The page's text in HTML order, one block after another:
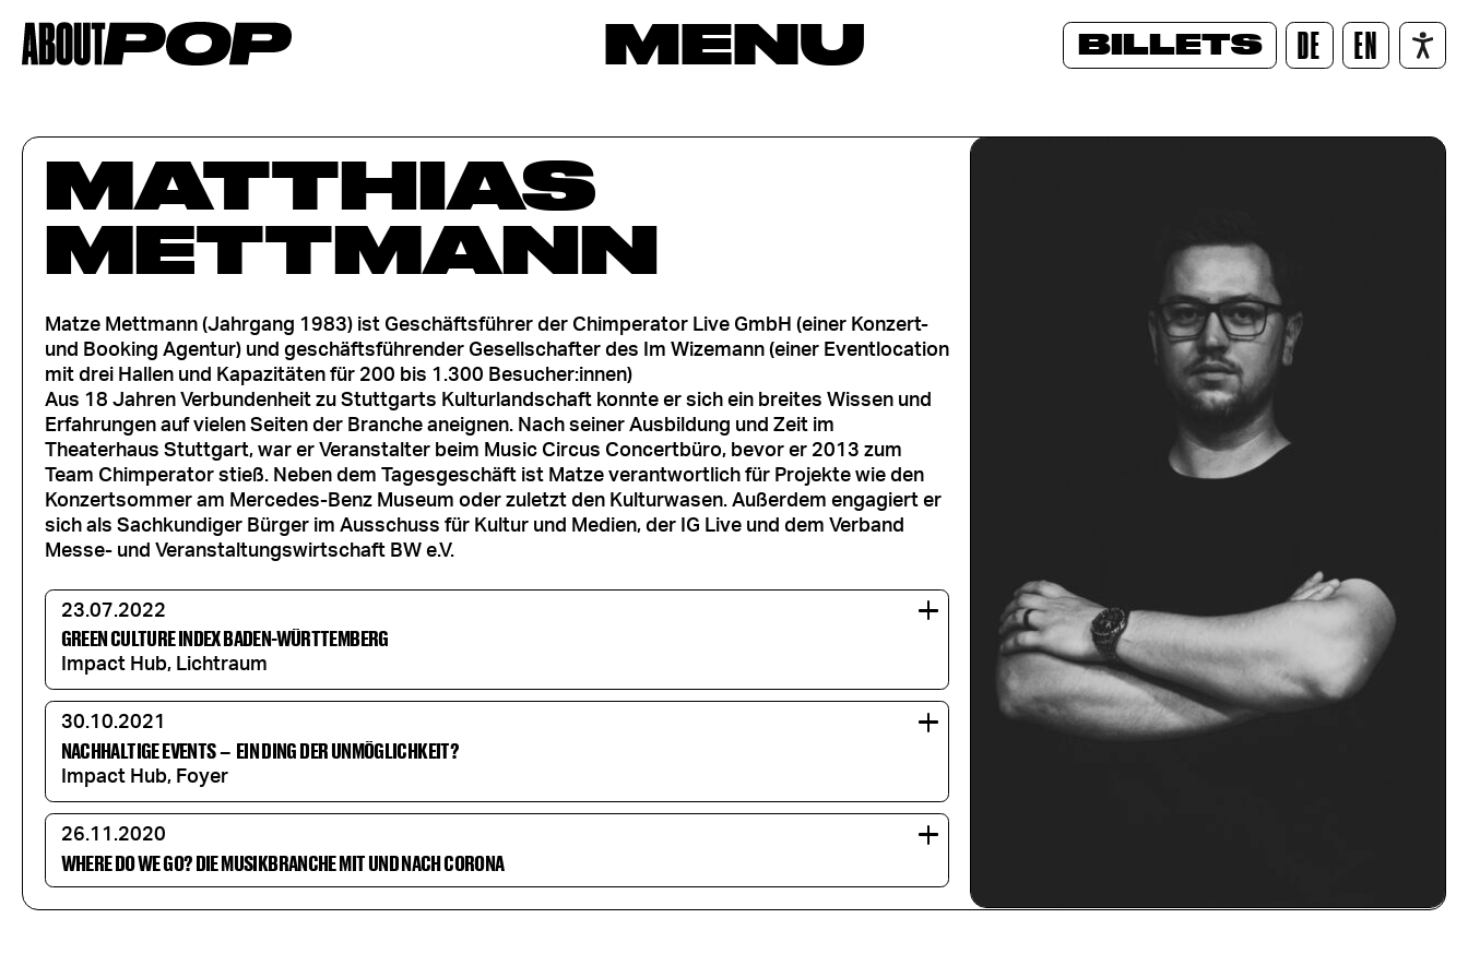
MENU BILLETS DE EN
MATTHIAS
METTMANN
Matze Mettmann (Jahrgang 1983) ist Geschäftsführer der Chimperator Live GmbH (einer Konzert-
und Booking Agentur) und geschäftsführender Gesellschafter des Im Wizemann (einer Eventlocation
mit drei Hallen und Kapazitäten für 200 bis 1.300 Besucher:innen)
Aus 18 Jahren Verbundenheit zu Stuttgarts Kulturlandschaft konnte er sich ein breites Wissen und
Erfahrungen auf vielen Seiten der Branche aneignen. Nach seiner Ausbildung und Zeit im
Theaterhaus Stuttgart, war er Veranstalter beim Music Circus Concertbüro, bevor er 2013 zum
Team Chimperator stieß. Neben dem Tagesgeschäft ist Matze verantwortlich für Projekte wie den
Konzertsommer am Mercedes-Benz Museum oder zuletzt den Kulturwasen. Außerdem engagiert er
sich als Sachkundiger Bürger im Ausschuss für Kultur und Medien, der IG Live und dem Verband
Messe- und Veranstaltungswirtschaft BW e.V.
23.07.2022
GREEN CULTURE INDEX BADEN-WÜRTTEMBERG
Impact Hub, Lichtraum
30.10.2021
NACHHALTIGE EVENTS– EIN DING DER UNMÖGLICHKEIT?
Impact Hub, Foyer
26.11.2020
WHERE DO WE GO? DIE MUSIKBRANCHE MIT UND NACH CORONA